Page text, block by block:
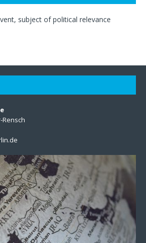
subject of political relevance
Rensch